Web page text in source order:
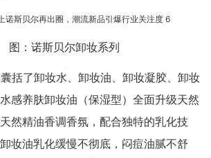
图：诺斯贝尔卸妆系列
括了卸妆水、卸妆油、卸妆凝胶、卸妆
感养肤卸妆油（保湿型）全面升级天然
然精油香调香氛，配合独特的乳化技
妆油乳化缓慢不彻底，闷痘油腻不舒